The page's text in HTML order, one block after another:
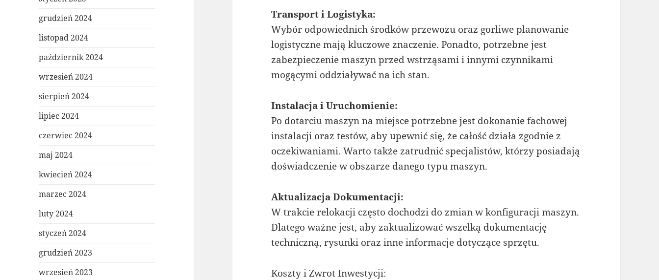
grudzień 2024
listopad 2024
październik 2024
wrzesień 2024
sierpień 2024
lipiec 2024
czerwiec 2024
maj 2024
kwiecień 2024
marzec 2024
luty 2024
styczeń 2024
grudzień 2023
wrzesień 2023
Transport i Logistyka:
Wybór odpowiednich środków przewozu oraz gorliwe planowanie
logistyczne mają kluczowe znaczenie. Ponadto, potrzebne jest
zabezpieczenie maszyn przed wstrząsami i innymi czynnikami
mogącymi oddziaływać na ich stan.
Instalacja i Uruchomienie:
Po dotarciu maszyn na miejsce potrzebne jest dokonanie fachowej
instalacji oraz testów, aby upewnić się, że całość działa zgodnie z
oczekiwaniami. Warto także zatrudnić specjalistów, którzy posiadają
doświadczenie w obszarze danego typu maszyn.
Aktualizacja Dokumentacji:
W trakcie relokacji często dochodzi do zmian w konfiguracji maszyn.
Dlatego ważne jest, aby zaktualizować wszelką dokumentację
techniczną, rysunki oraz inne informacje dotyczące sprzętu.
Koszty i Zwrot Inwestycji: